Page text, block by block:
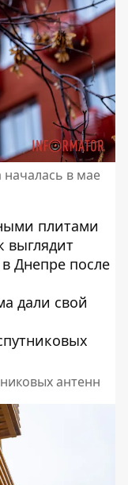
в мае
плитами
дали свой
антенн